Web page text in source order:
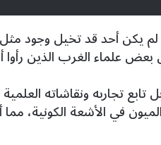
لم يكن أحد قد تخيل وجود
علماء الغرب الذين رأوا
تجاربه ونقاشاته
في الأشعة الكونية،